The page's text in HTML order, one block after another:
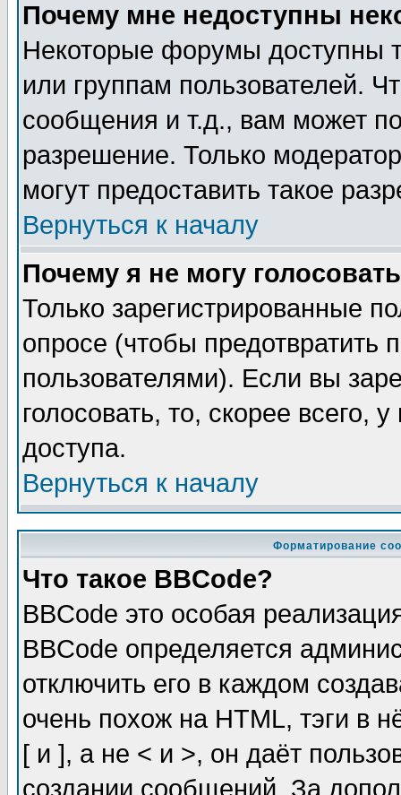
Почему мне недоступны
Некоторые форумы доступны
или группам пользователей.
сообщения и т.д., вам может
разрешение. Только
могут предоставить такое
Вернуться к началу
Почему я не могу
Только зарегистрированные
опросе (чтобы предотвратить
пользователями). Если вы
голосовать, то, скорее всего,
доступа.
Вернуться к началу
Форматирование
Что такое BBCode?
BBCode это особая
BBCode определяется
отключить его в каждом
очень похож на HTML, тэги в
[ и ], а не < и >, он даёт
создании сообщений. За